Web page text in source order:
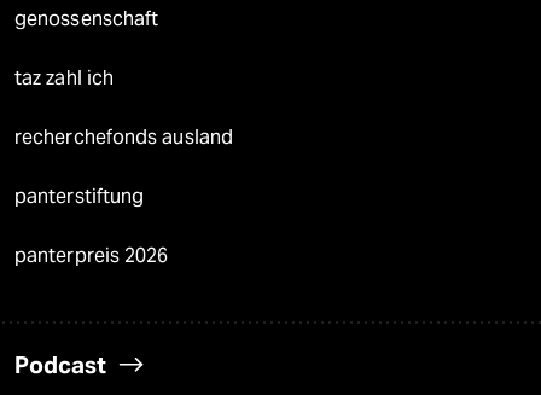
genossenschaft
taz zahl ich
recherchefonds ausland
panterstiftung
panterpreis 2026
Podcast